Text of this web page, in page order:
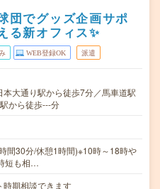
団でグッズ企画サポ
る新オフィス✨
WEB登録OK 派遣
大通り駅から徒歩7分／馬車道駅
から徒歩---分
間30分/休憩1時間)※10時～18時や
短も相…
期相談できます